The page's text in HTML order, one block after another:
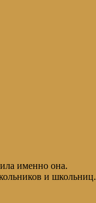
именно она.
и школьниц.